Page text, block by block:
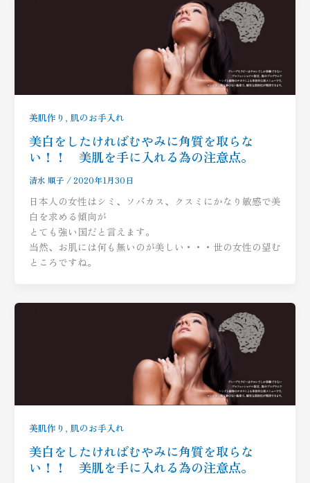
美肌作り , 肌のお手入れ
美白をしたければむやみに角質を取らな
い！！ 美肌を手に入れる為の注意点。
清水 順子 /2020年1月30日
日本人の女性はシミ、ソバカス、クスミにかなり敏感で美
白を求める傾向が
とても強い国だと言えます。
当然、お肌には何も無いのが美しい・・・世の女性の望む
ところですね。
美肌作り , 肌のお手入れ
美白をしたければむやみに角質を取らな
い！！ 美肌を手に入れる為の注意点。